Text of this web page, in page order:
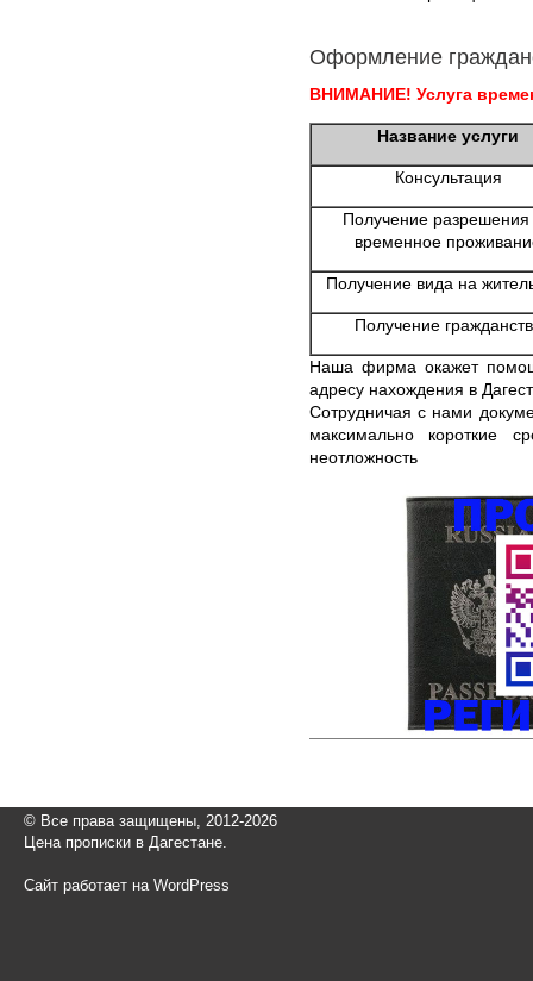
Оформление
ВНИМАНИЕ! Услуга
Название услуги
Консультация
Получение разрешения
временное
Получение вида на
Получение
Наша фирма окажет
адресу нахождения в
Сотрудничая с нами
максимально короткие
неотложность
© Все права защищены, 2012-2026
Цена прописки в Дагестане.
Сайт работает на WordPress